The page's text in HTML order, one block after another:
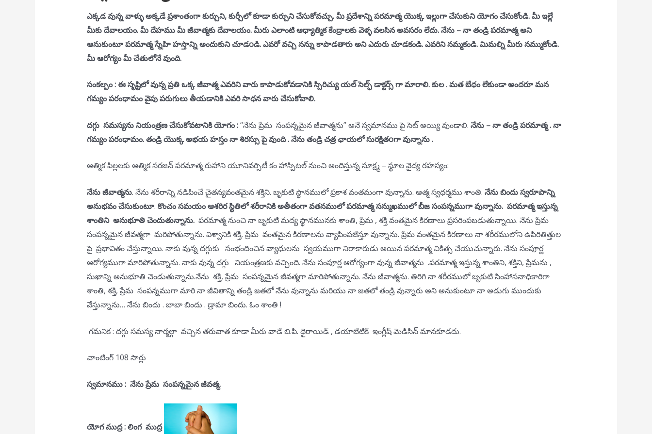
ఎక్కడ వున్న వాళ్ళు అక్కడే ప్రశాంతంగా కుర్చుని, కుర్చీలో కూడా కుర్చుని చేసుకోవచ్చు. మీ ప్రదేశాన్ని పరమాత్మ యొక్క ఇల్లుగా చేసుకుని యోగం చేసుకోండి. మీ ఇల్లే
మీకు దేవాలయం. మీ దేహము మీ జీవాత్మకు దేవాలయం. మీరు ఎలాంటి ఆధ్యాత్మిక కేంద్రాలకు వెళ్ళ వలసిన అవసరం లేదు. నేను – నా తండ్రి పరమాత్మ అని
ఆనుకుంటూ పరమాత్మ స్నేహి హస్తాన్ని అందుకుని చూడoడి. ఎవరో వచ్చి నన్ను కాపాడతారు అని ఎదురు చూడకండి. ఎవరిని నమ్మకండి. మిమల్ని మీరు నమ్ముకోండి.
మీ ఆరోగ్యం మీ చేతులోనే వుంది.
సంకల్పం : ఈ సృష్టిలో వున్న ప్రతి ఒక్క జీవాత్మ ఎవరిని వారు కాపాడుకోవడానికి స్పిరిచ్యు యల్ సెల్ఫ్ డాక్టర్స్ గా మారాలి. కుల . మత బేధం లేకుండా అందరూ మన
గమ్యం పరంధామం వైపు పరుగులు తీయడానికి ఎవరి సాధన వారు చేసుకోవాలి.
దగ్గు సమస్యను నియంత్రణ చేసుకోవటానికి యోగం :“నేను ప్రేమ సంపన్నమైన జీవాత్మను” అనే స్వమానము పై సెట్ అయ్యి వుండాలి. నేను – నా తండ్రి పరమాత్మ . నా
గమ్యం పరంధామం. తండ్రి యొక్క అభయ హస్తం నా శిరస్సు పై వుంది . నేను తండ్రి చత్ర ఛాయలో సురక్షితoగా వున్నాను .
ఆత్మిక పిల్లలకు ఆత్మిక సరజన్ పరమాత్మ రుహాని యూనివర్సిటీ కం హాస్పిటల్ నుంచి అందిస్తున్న సూక్ష్మ – స్థూల వైద్య రహస్యం:
నేను జీవాత్మను. నేను శరీరాన్ని నడిపించే చైతన్యవంతమైన శక్తిని. బృకుటి స్థానములో ప్రకాశ వంతమంగా వున్నాను. ఆత్మ స్వధర్మము శాంతి. నేను బిందు స్వరూపాన్ని
అనుభవం చేసుకుంటూ. కొంచం సమయం ఆశరిర స్థితిలో శరీరానికి అతీతంగా వతనములో పరమాత్మ సన్ముఖములో బీజ సంపన్నముగా వున్నాను. పరమాత్మ ఇస్తున్న
శాంతిని అనుభూతి చెందుతున్నాను. పరమాత్మ నుంచి నా బృకుటి మద్య స్థానమునకు శాంతి, ప్రేమ , శక్తి వంతమైన కిరణాలు ప్రసరింపబడుతున్నాయి. నేను ప్రేమ
సంపన్నమైన జీవత్మగా మరిపోతున్నాను. విశ్వానికి శక్తి, ప్రేమ వంతమైన కిరణాలను వ్యాపింపజేస్తూ వున్నాను. ప్రేమ వంతమైన కిరణాలు నా శరీరములోని ఉపిరితిత్తుల
పై ప్రభావితం చేస్తున్నాయి. నాకు వున్న దగ్గుకు సంభందించిన వ్యాధులను స్వయముగా నిరాకారుడు అయిన పరమాత్మ చికిత్స చేయుచున్నారు. నేను సంపూర్ణ
ఆరోగ్యముగా మారిపోతున్నాను. నాకు వున్న దగ్గు నియంత్రణకు వచ్చింది. నేను సంపూర్ణ ఆరోగ్యంగా వున్న జీవాత్మను .పరమాత్మ ఇస్తున్న శాంతిని, శక్తిని, ప్రేమను ,
సుఖాన్ని అనుభూతి చెండుతున్నాను.నేను శక్తి, ప్రేమ సంపన్నమైన జీవత్మగా మారిపోతున్నాను. నేను జీవాత్మను. తిరిగి నా శరీరములో బృకుటి సింహాసనాధికారిగా
శాంతి, శక్తి, ప్రేమ సంపన్నముగా మారి నా జీవితాన్ని తండ్రి జతలో నేను వున్నాను మరియు నా జతలో తండ్రి వున్నారు అని అనుకుంటూ నా అడుగు ముందుకు
వేస్తున్నాను… నేను బిందు . బాబా బిందు . డ్రామా బిందు. ఓం శాంతి !
గమనిక : దగ్గు సమస్య నార్మల్గా వచ్చిన తరువాత కూడా మీరు వాడే బి.పి. థైరాయిడ్ , డయాబేటిక్ ఇంగ్లీష్ మెడిసిన్ మానకూడదు.
చాంటింగ్ 108 సార్లు
స్వమానము : నేను ప్రేమ సంపన్నమైన జీవత్మ.
యోగ ముద్ర : లింగ ముద్ర